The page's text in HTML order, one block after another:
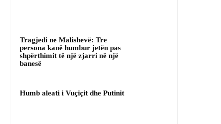
Tragjedi ne Malishevë: Tre
persona kanë humbur jetën pas
shpërthimit të një zjarri në një
banesë
Humb aleati i Vuçiçit dhe Putinit